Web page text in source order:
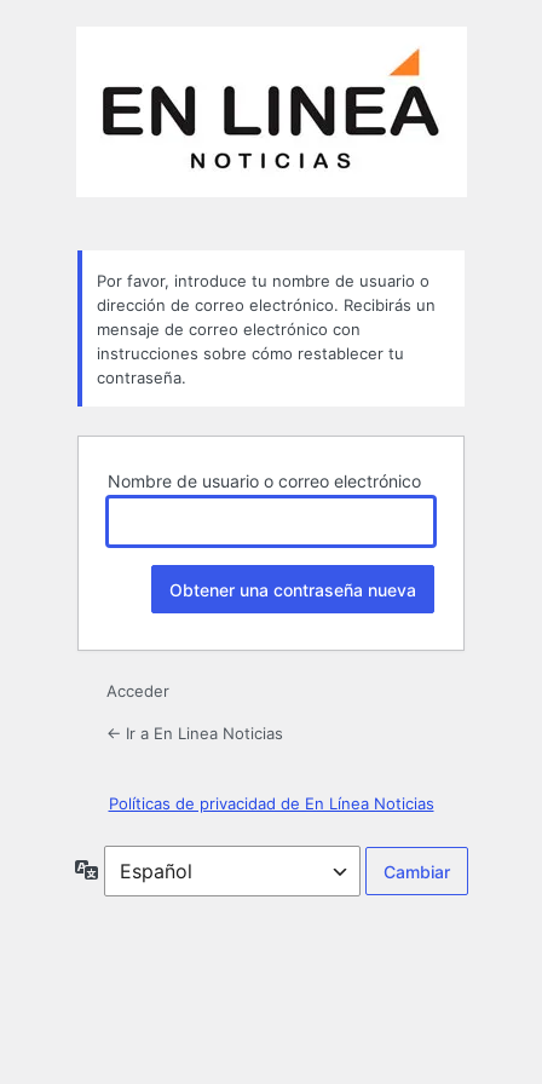
Por favor, introduce tu nombre de usuario o
dirección de correo electrónico. Recibirás un
mensaje de correo electrónico con
instrucciones sobre cómo restablecer tu
contraseña.
Nombre de usuario o correo electrónico
Acceder
← Ir a En Linea Noticias
Políticas de privacidad de En Línea Noticias
Idioma